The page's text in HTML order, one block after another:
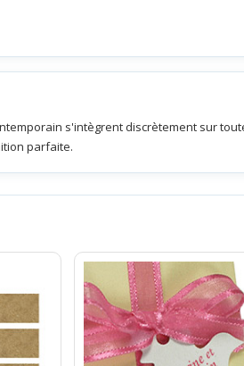
s'intègrent discrètement sur
parfaite.